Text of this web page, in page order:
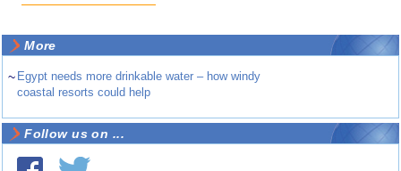
More
~ Egypt needs more drinkable water – how windy
coastal resorts could help
Follow us on ...